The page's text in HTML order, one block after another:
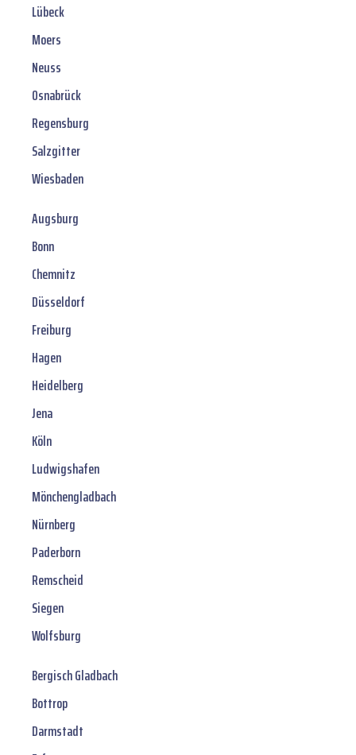
Lübeck
Moers
Neuss
Osnabrück
Regensburg
Salzgitter
Wiesbaden
Augsburg
Bonn
Chemnitz
Düsseldorf
Freiburg
Hagen
Heidelberg
Jena
Köln
Ludwigshafen
Mönchengladbach
Nürnberg
Paderborn
Remscheid
Siegen
Wolfsburg
Bergisch Gladbach
Bottrop
Darmstadt